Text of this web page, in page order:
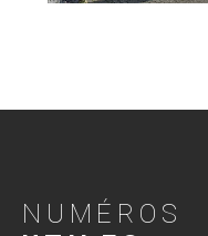
NUMÉROS